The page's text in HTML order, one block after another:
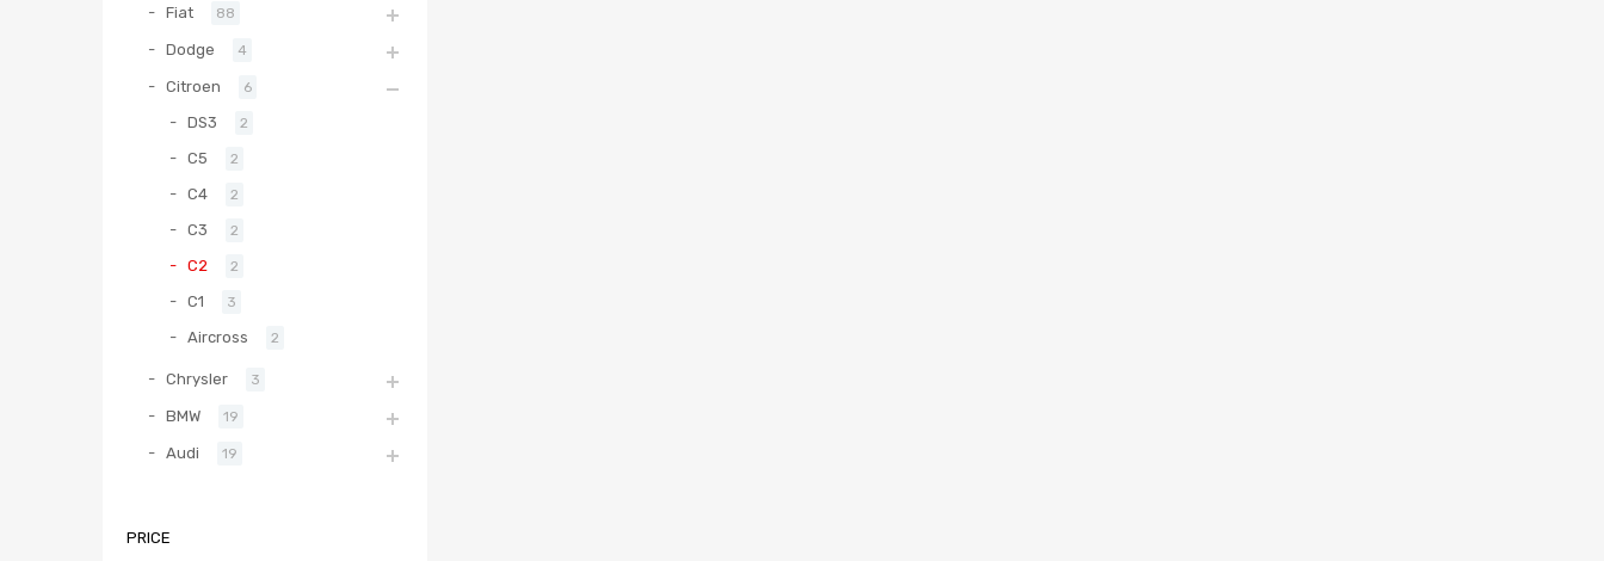
Fiat 88
Dodge 4
Citroen 6
DS3 2
C5 2
C4 2
C3 2
C2 2
C1 3
Aircross 2
Chrysler 3
BMW 19
Audi 19
PRICE